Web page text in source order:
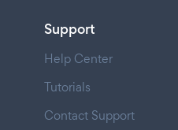
Support
Help Center
Tutorials
Contact Support